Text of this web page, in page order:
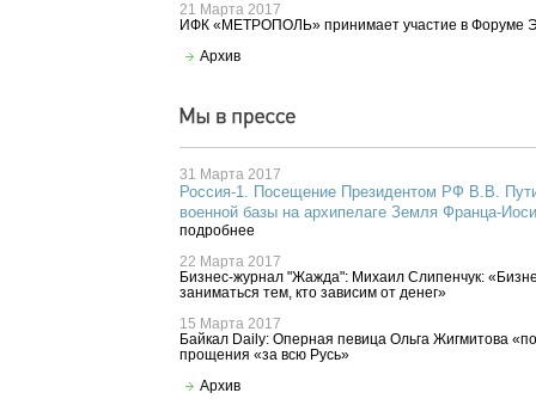
21 Марта 2017
ИФК «МЕТРОПОЛЬ» принимает участие в Форуме
Архив
31 Марта 2017
Россия-1. Посещение Президентом РФ В.В.
военной базы на архипелаге Земля Франца-
подробнее
22 Марта 2017
Бизнес-журнал "Жажда": Михаил Слипенчук:
заниматься тем, кто зависим от денег»
15 Марта 2017
Байкал Daily: Оперная певица Ольга Жигмитова
прощения «за всю Русь»
Архив